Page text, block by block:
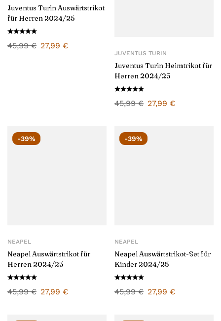
Juventus Turin Auswärtstrikot
für Herren 2024/25
45,99€ 27,99 €
JUVENTUS TURIN
Juventus Turin Heimtrikot für
Herren 2024/25
45,99€ 27,99 €
-39%
NEAPEL
Neapel Auswärtstrikot für
Herren 2024/25
45,99€ 27,99 €
-39%
NEAPEL
Neapel Auswärtstrikot-Set für
Kinder 2024/25
45,99€ 27,99 €